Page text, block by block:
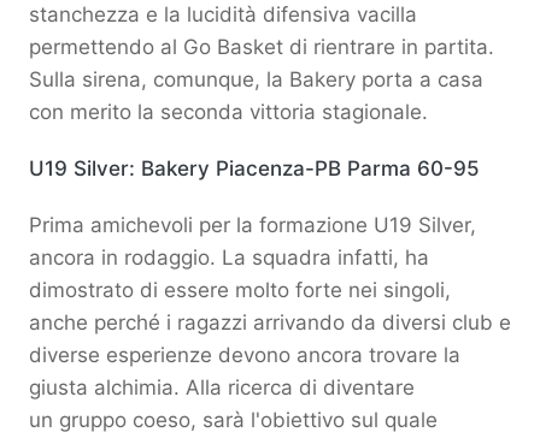
stanchezza e la lucidità difensiva vacilla
permettendo al Go Basket di rientrare in partita.
Sulla sirena, comunque, la Bakery porta a casa
con merito la seconda vittoria stagionale.
U19 Silver: Bakery Piacenza-PB Parma 60-95
Prima amichevoli per la formazione U19 Silver,
ancora in rodaggio. La squadra infatti, ha
dimostrato di essere molto forte nei singoli,
anche perché i ragazzi arrivando da diversi club e
diverse esperienze devono ancora trovare la
giusta alchimia. Alla ricerca di diventare
un gruppo coeso, sarà l'obiettivo sul quale